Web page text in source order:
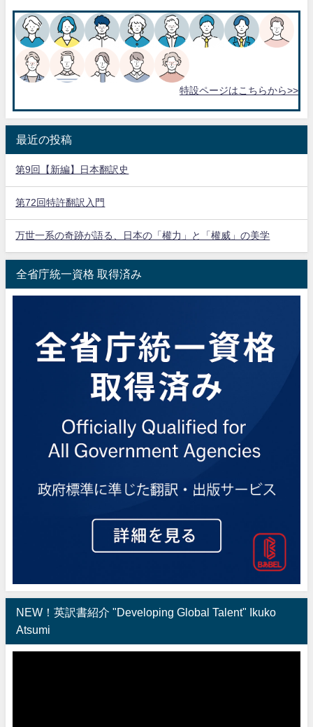
特設ページはこちらから>>
最近の投稿
第9回【新編】日本翻訳史
第72回特許翻訳入門
万世一系の奇跡が語る、日本の「權力」と「權威」の美学
全省庁統一資格 取得済み
NEW！英訳書紹介 "Developing Global Talent" Ikuko
Atsumi